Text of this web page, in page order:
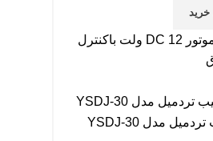
خرید
مجموعه كامل موتور DC 12 ولت باکنترل